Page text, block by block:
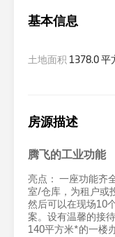
基本信息
土地面积 1378.0 平
房源描述
腾飞的工业功能
亮点： 一座功能齐
室/仓库，为租户或
然后可以在现场10
案。设有温馨的接
140平方米*的一楼